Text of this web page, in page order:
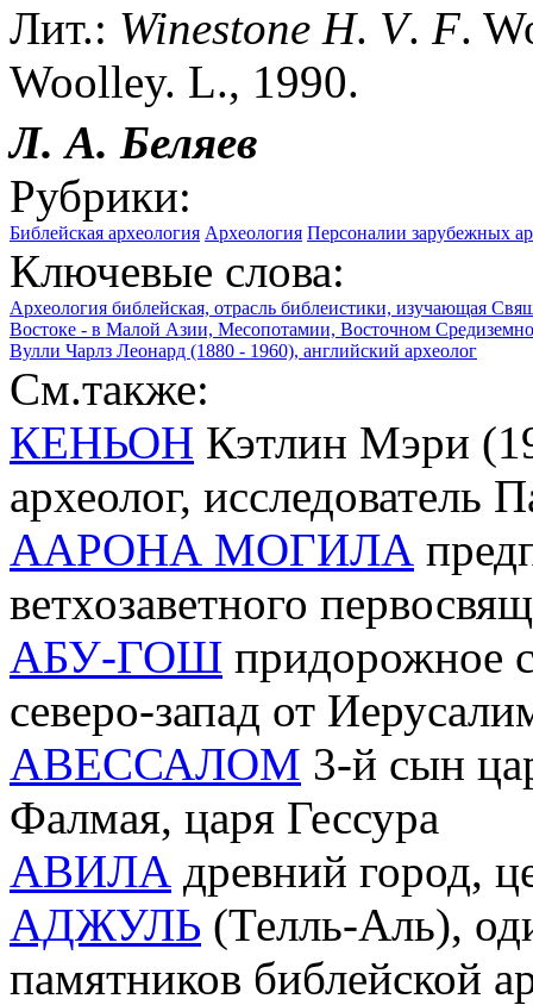
Лит.: Winestone H. V. F.
Woolley. L., 1990.
Л. А. Беляев
Рубрики:
Библейская археология Археология Персоналии зарубежных
Ключевые слова:
Археология библейская, отрасль библеистики, изучающая
Востоке - в Малой Азии, Месопотамии, Восточном
Вулли Чарлз Леонард (1880 - 1960), английский археолог
См.также:
КЕНЬОН Кэтлин Мэри
археолог, исследователь
ААРОНА МОГИЛА
ветхозаветного
АБУ-ГОШ придорожное
северо-запад от
АВЕССАЛОМ 3-й сын
Фалмая, царя Гессура
АВИЛА древний город,
АДЖУЛЬ (Телль-Аль),
памятников библейской